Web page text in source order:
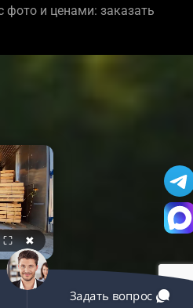
фото и ценами: заказать
⛶ ✖
Задать вопрос